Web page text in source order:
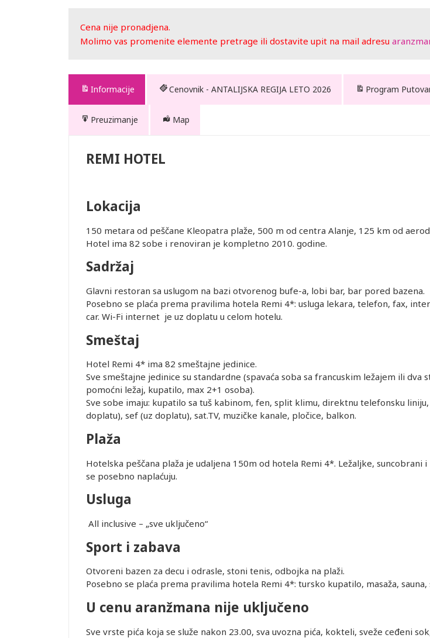
Cena nije pronadjena.
Molimo vas promenite elemente pretrage ili dostavite upit na mail adresu
Informacije Cenovnik - ANTALIJSKA REGIJA LETO 2026 Program
Preuzimanje Map
REMI HOTEL
Lokacija
150 metara od peščane Kleopatra plaže, 500 m od centra Alanje, 125 km od
Hotel ima 82 sobe i renoviran je kompletno 2010. godine.
Sadržaj
Glavni restoran sa uslugom na bazi otvorenog bufe-a, lobi bar, bar pored bazena.
Posebno se plaća prema pravilima hotela Remi 4*: usluga lekara, telefon, fax,
car. Wi-Fi internet je uz doplatu u celom hotelu.
Smeštaj
Hotel Remi 4* ima 82 smeštajne jedinice.
Sve smeštajne jedinice su standardne (spavaća soba sa francuskim ležajem ili dva
pomoćni ležaj, kupatilo, max 2+1 osoba).
Sve sobe imaju: kupatilo sa tuš kabinom, fen, split klimu, direktnu telefonsku
doplatu), sef (uz doplatu), sat.TV, muzičke kanale, pločice, balkon.
Plaža
Hotelska peščana plaža je udaljena 150m od hotela Remi 4*. Ležaljke, suncobrani
se posebno naplaćuju.
Usluga
All inclusive – „sve uključeno“
Sport i zabava
Otvoreni bazen za decu i odrasle, stoni tenis, odbojka na plaži.
Posebno se plaća prema pravilima hotela Remi 4*: tursko kupatilo, masaža,
U cenu aranžmana nije uključeno
Sve vrste pića koja se služe nakon 23.00, sva uvozna pića, kokteli, sveže ceđeni